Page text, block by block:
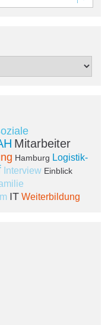
Mitarbeiter
Hamburg Logistik-
Interview Einblick
IT Weiterbildung